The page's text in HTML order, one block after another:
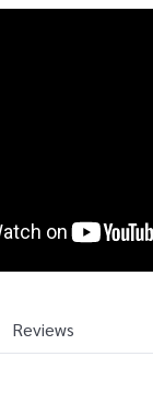
Reviews